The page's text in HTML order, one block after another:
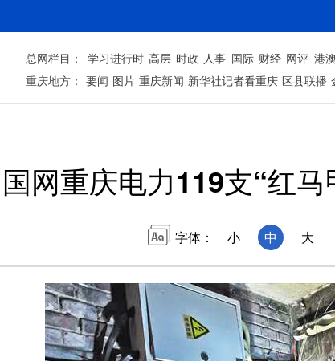
总网栏目： 学习进行时 高层 时政 人事 国际 财经 网评 港澳
重庆地方： 要闻 图片 重庆新闻 新华社记者看重庆 区县联播
国网重庆电力119支“红
字体： 小 中 大